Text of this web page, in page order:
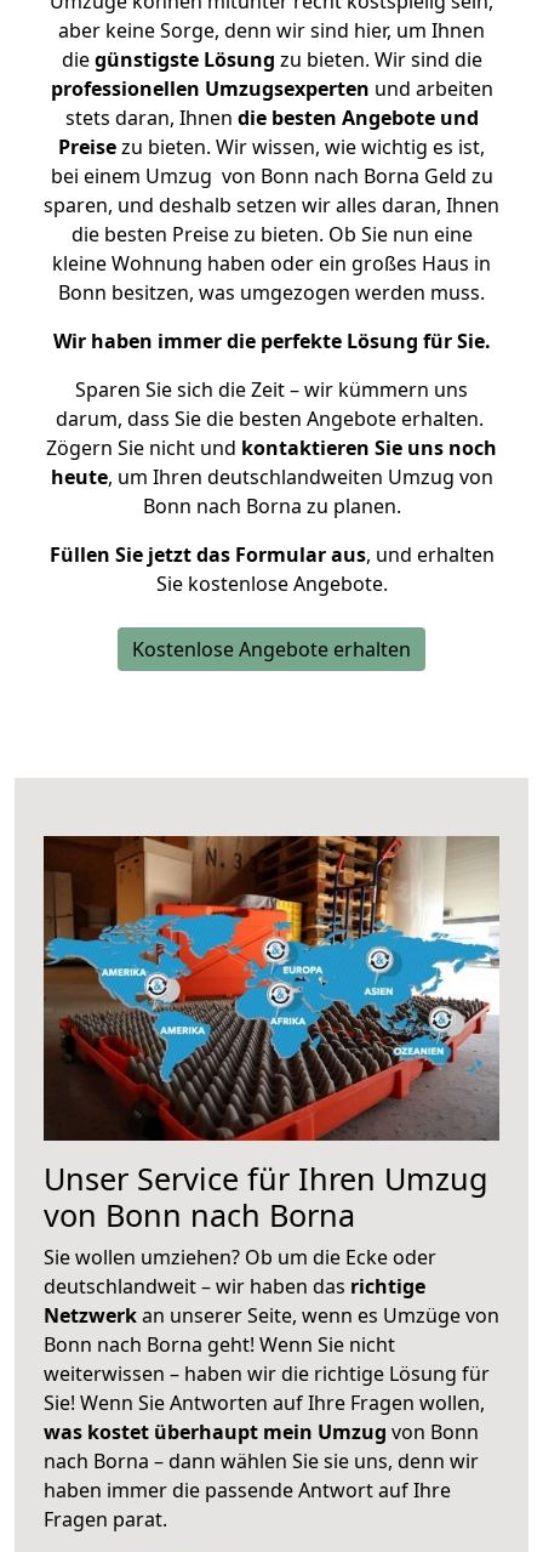
aber keine Sorge, denn wir sind hier, um Ihnen
diegünstigste Lösung zu bieten. Wir sind die
professionellen Umzugsexperten und arbeiten
stets daran, Ihnen die besten Angebote und
Preisezu bieten. Wir wissen, wie wichtig es ist,
bei einem Umzug von Bonn nach Borna Geld zu
sparen, und deshalb setzen wir alles daran, Ihnen
die besten Preise zu bieten. Ob Sie nun eine
kleine Wohnung haben oder ein großes Haus in
Bonn besitzen, was umgezogen werden muss.
Wir haben immer die perfekte Lösung für Sie.
Sparen Sie sich die Zeit – wir kümmern uns
darum, dass Sie die besten Angebote erhalten.
Zögern Sie nicht und kontaktieren Sie uns noch
heute, um Ihren deutschlandweiten Umzug von
Bonn nach Borna zu planen.
Füllen Sie jetzt das Formular aus, und erhalten
Sie kostenlose Angebote.
Kostenlose Angebote erhalten
Unser Service für Ihren Umzug
von Bonn nach Borna
Sie wollen umziehen? Ob um die Ecke oder
deutschlandweit – wir haben das richtige
Netzwerkan unserer Seite, wenn es Umzüge von
Bonn nach Borna geht! Wenn Sie nicht
weiterwissen – haben wir die richtige Lösung für
Sie! Wenn Sie Antworten auf Ihre Fragen wollen,
was kostet überhaupt mein Umzug von Bonn
nach Borna – dann wählen Sie sie uns, denn wir
haben immer die passende Antwort auf Ihre
Fragen parat.